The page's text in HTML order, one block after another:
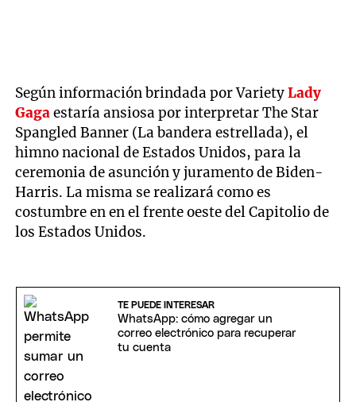
Según información brindada por VarietyLady
Gagaestaría ansiosa por interpretar The Star
Spangled Banner (La bandera estrellada), el
himno nacional de Estados Unidos, para la
ceremonia de asunción y juramento de Biden-
Harris. La misma se realizará como es
costumbre en en el frente oeste del Capitolio de
los Estados Unidos.
TE PUEDE INTERESAR
WhatsApp: cómo agregar un
correo electrónico para recuperar
tu cuenta